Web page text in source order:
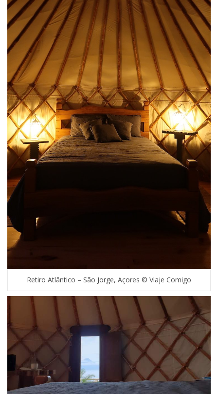
Retiro Atlântico – São Jorge, Açores © Viaje Comigo